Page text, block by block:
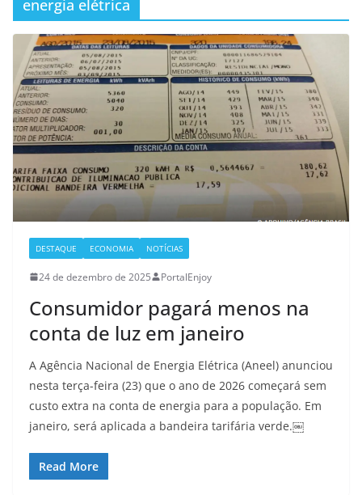
energia elétrica
DESTAQUE ECONOMIA NOTÍCIAS
24 de dezembro de 2025 PortalEnjoy
Consumidor pagará menos na
conta de luz em janeiro
A Agência Nacional de Energia Elétrica (Aneel) anunciou
nesta terça-feira (23) que o ano de 2026 começará sem
custo extra na conta de energia para a população. Em
janeiro, será aplicada a bandeira tarifária verde.￼
Read More